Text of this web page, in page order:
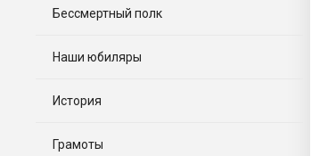
Бессмертный полк
Наши юбиляры
История
Грамоты